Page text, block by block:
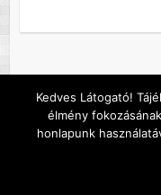
Copyright © 2026Szőc
Kedves Látogató!
élmény
honlapunk